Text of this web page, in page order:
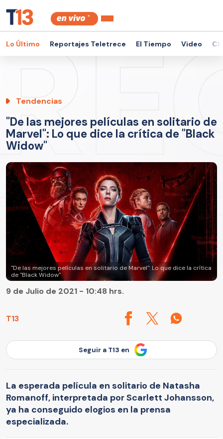
Lo Último Reportajes Teletrece El Tiempo Video
Tendencias
"De las mejores películas en solitario de
Marvel": Lo que dice la crítica de "Black
Widow"
"De las mejores películas en solitario de Marvel": Lo que dice la crítica
de "Black Widow"
T13
9 de Julio de 2021 - 10:48 hrs.
Seguir a T13 en
La esperada película en solitario de Natasha
Romanoff, interpretada por Scarlett Johansson,
ya ha conseguido elogios en la prensa
especializada.